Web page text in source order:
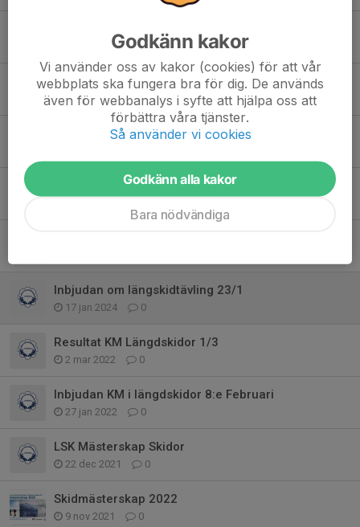
13 apr, 08:27 5
KM i längdskidor i Sya
10 apr, 10:47 0
Resultat KM i SYA 2024
KM för IF Linköping måndag 12/2 2024
Inbjudan om längskidtävling 23/1
17 jan 2024 0
Resultat KM Längdskidor 1/3
2 mar 2022 0
Inbjudan KM i längdskidor 8:e Februari
27 jan 2022 0
LSK Mästerskap Skidor
22 dec 2021 0
Skidmästerskap 2022
9 nov 2021 0
Godkänn kakor
Vi använder oss av kakor (cookies) för att vår
webbplats ska fungera bra för dig. De används
även för webbanalys i syfte att hjälpa oss att
förbättra våra tjänster.
Så använder vi cookies
Godkänn alla kakor
Bara nödvändiga